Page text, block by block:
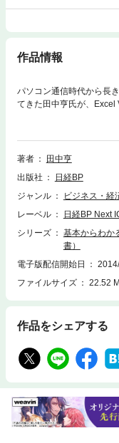
作品情報
パソコン通信時代から長
てきた田中亨氏が、Excel
た。約180ページにわた
します。すぐに役立つサ
4年4月号特別付録を電子
著者
田中亨
出版社
日経BP
ジャンル
ビジネス・経
レーベル
日経BP Next
シリーズ
基本からわか
書）
電子版配信開始日
ファイルサイズ
22.52
作品をシェアする